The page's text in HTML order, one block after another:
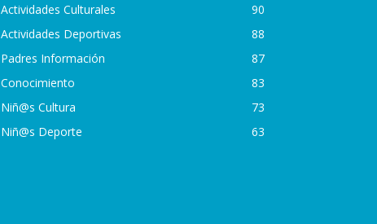
Actividades Culturales
90
Actividades Deportivas
88
Padres Información
87
Conocimiento
83
Niñ@s Cultura
73
Niñ@s Deporte
63